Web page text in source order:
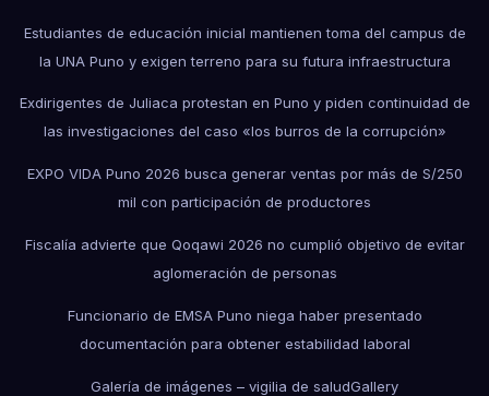
Estudiantes de educación inicial mantienen toma del campus de
la UNA Puno y exigen terreno para su futura infraestructura
Exdirigentes de Juliaca protestan en Puno y piden continuidad de
las investigaciones del caso «los burros de la corrupción»
EXPO VIDA Puno 2026 busca generar ventas por más de S/250
mil con participación de productores
Fiscalía advierte que Qoqawi 2026 no cumplió objetivo de evitar
aglomeración de personas
Funcionario de EMSA Puno niega haber presentado
documentación para obtener estabilidad laboral
Galería de imágenes – vigilia de saludGallery